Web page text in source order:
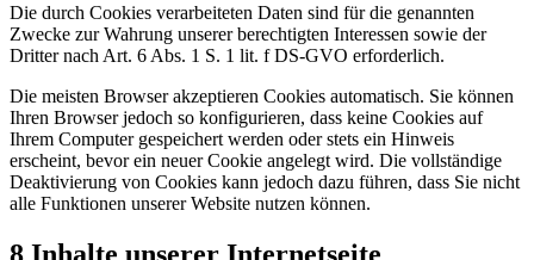
Die durch Cookies verarbeiteten Daten sind für die genannten
Zwecke zur Wahrung unserer berechtigten Interessen sowie der
Dritter nach Art. 6 Abs. 1 S. 1 lit. f DS-GVO erforderlich.
Die meisten Browser akzeptieren Cookies automatisch. Sie können
Ihren Browser jedoch so konfigurieren, dass keine Cookies auf
Ihrem Computer gespeichert werden oder stets ein Hinweis
erscheint, bevor ein neuer Cookie angelegt wird. Die vollständige
Deaktivierung von Cookies kann jedoch dazu führen, dass Sie nicht
alle Funktionen unserer Website nutzen können.